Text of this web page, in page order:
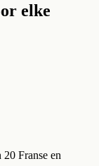
elke
Franse en